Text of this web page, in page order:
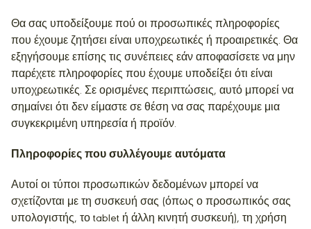
Θα σας υποδείξουμε πού οι προσωπικές πληροφορίες
που έχουμε ζητήσει είναι υποχρεωτικές ή προαιρετικές. Θα
εξηγήσουμε επίσης τις συνέπειες εάν αποφασίσετε να μην
παρέχετε πληροφορίες που έχουμε υποδείξει ότι είναι
υποχρεωτικές. Σε ορισμένες περιπτώσεις, αυτό μπορεί να
σημαίνει ότι δεν είμαστε σε θέση να σας παρέχουμε μια
συγκεκριμένη υπηρεσία ή προϊόν.
Πληροφορίες που συλλέγουμε αυτόματα
Αυτοί οι τύποι προσωπικών δεδομένων μπορεί να
σχετίζονται με τη συσκευή σας (όπως ο προσωπικός σας
υπολογιστής, το tablet ή άλλη κινητή συσκευή), τη χρήση